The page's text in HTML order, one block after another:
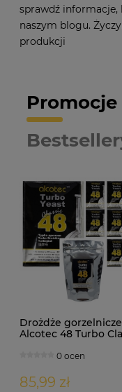
sprawdź
naszym blogu.
produkcji
Promocje
Drożdże gorzelnicze
Alcotec 48 Turbo
0 ocen
85,99 zł